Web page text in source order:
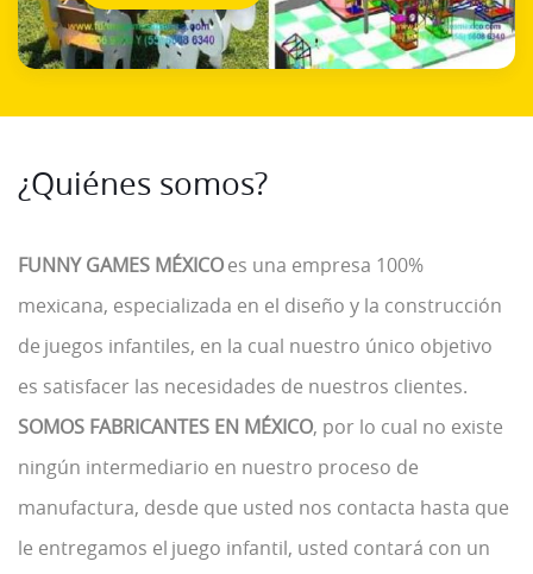
¿Quiénes somos?
FUNNY GAMES MÉXICOes una empresa 100%
mexicana, especializada en el diseño y la construcción
de juegos infantiles, en la cual nuestro único objetivo
es satisfacer las necesidades de nuestros clientes.
SOMOS FABRICANTES EN MÉXICO, por lo cual no existe
ningún intermediario en nuestro proceso de
manufactura, desde que usted nos contacta hasta que
le entregamos el juego infantil, usted contará con un